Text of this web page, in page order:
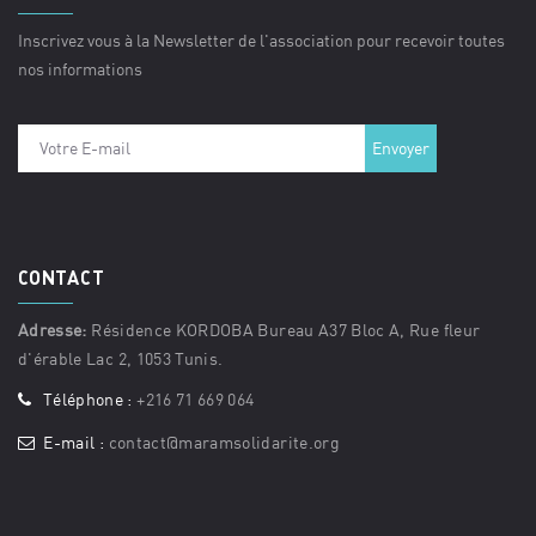
Inscrivez vous à la Newsletter de l'association pour recevoir toutes
nos informations
CONTACT
Adresse: Résidence KORDOBA Bureau A37 Bloc A, Rue fleur
d'érable Lac 2, 1053 Tunis.
Téléphone : +216 71 669 064
E-mail : contact@maramsolidarite.org